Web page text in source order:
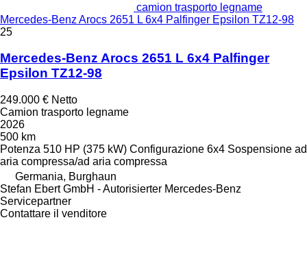
camion trasporto legname
Mercedes-Benz Arocs 2651 L 6x4 Palfinger Epsilon TZ12-98
25
Mercedes-Benz Arocs 2651 L 6x4 Palfinger
Epsilon TZ12-98
249.000 € Netto
Camion trasporto legname
2026
500 km
Potenza 510 HP (375 kW) Configurazione 6x4 Sospensione ad
aria compressa/ad aria compressa
Germania, Burghaun
Stefan Ebert GmbH - Autorisierter Mercedes-Benz
Servicepartner
Contattare il venditore